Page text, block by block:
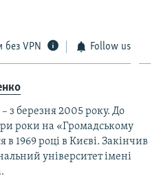
без VPN Follow us
з березня 2005 року. До
роки на «Громадському
в 1969 році в Києві. Закінчив
університет імені